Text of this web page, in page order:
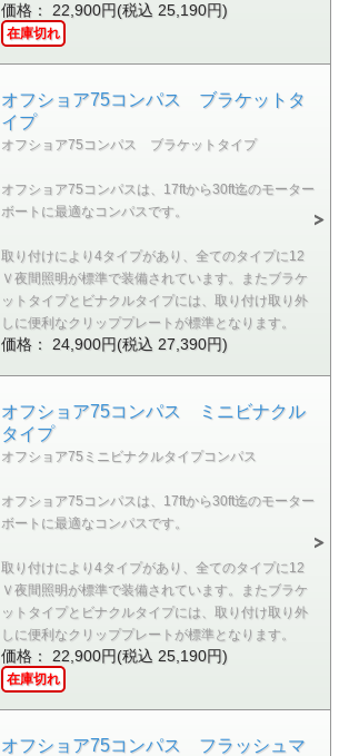
価格： 22,900円(税込 25,190円)
在庫切れ
オフショア75コンパス ブラケットタ
イプ
オフショア75コンパス ブラケットタイプ
オフショア75コンパスは、17ftから30ft迄のモーター
ボートに最適なコンパスです。
取り付けにより4タイプがあり、全てのタイプに12
Ｖ夜間照明が標準で装備されています。またブラケ
ットタイプとビナクルタイプには、取り付け取り外
しに便利なクリッププレートが標準となります。
価格： 24,900円(税込 27,390円)
オフショア75コンパス ミニビナクル
タイプ
オフショア75ミニビナクルタイプコンパス
オフショア75コンパスは、17ftから30ft迄のモーター
ボートに最適なコンパスです。
取り付けにより4タイプがあり、全てのタイプに12
Ｖ夜間照明が標準で装備されています。またブラケ
ットタイプとビナクルタイプには、取り付け取り外
しに便利なクリッププレートが標準となります。
価格： 22,900円(税込 25,190円)
在庫切れ
オフショア75コンパス フラッシュマ